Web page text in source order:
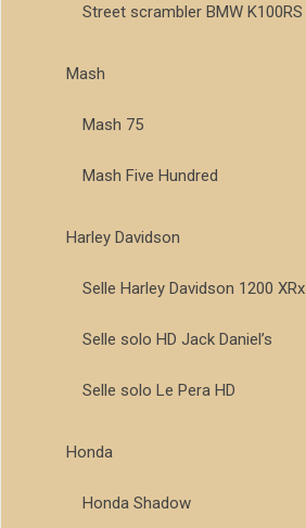
Street scrambler BMW K100RS
Mash
Mash 75
Mash Five Hundred
Harley Davidson
Selle Harley Davidson 1200 XRx
Selle solo HD Jack Daniel’s
Selle solo Le Pera HD
Honda
Honda Shadow